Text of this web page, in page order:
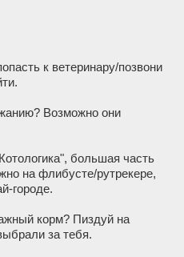
к ветеринару/позвони
Возможно они
большая часть
на флибусте/рутрекере,
городе.
корм? Пиздуй на
за тебя.